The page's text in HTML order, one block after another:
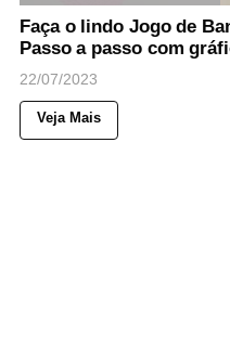
Faça o lindo Jogo de
Passo a passo com
22/07/2023
Veja Mais